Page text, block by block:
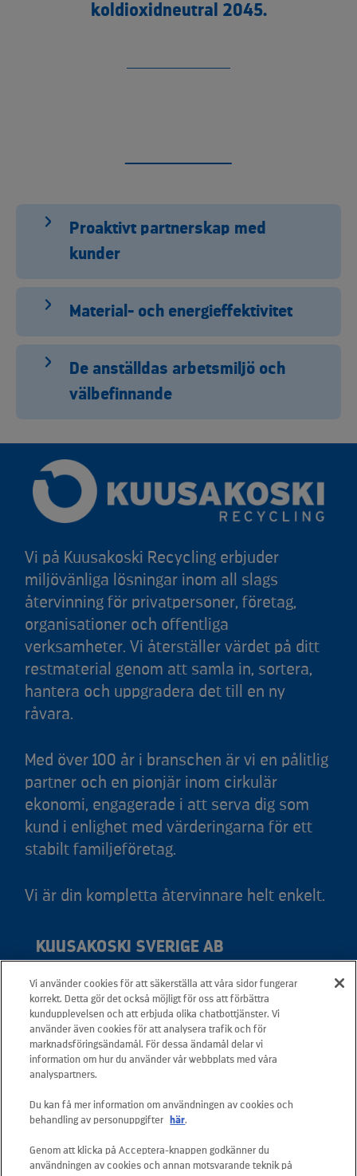
koldioxidneutral 2045.
Proaktivt partnerskap med
kunder
Material- och energieffektivitet
De anställdas arbetsmiljö och
välbefinnande
Vi på Kuusakoski Recycling erbjuder
miljövänliga lösningar inom all slags
återvinning för privatpersoner, företag,
organisationer och offentliga
verksamheter. Vi återställer värdet på ditt
restmaterial genom att samla in, sortera,
hantera och uppgradera det till en ny
råvara.
Med över 100 år i branschen är vi en pålitlig
partner och en pionjär inom cirkulär
ekonomi, engagerade i att serva dig som
kund i enlighet med värderingarna för ett
stabilt familjeföretag.
Vi är din kompletta återvinnare helt enkelt.
KUUSAKOSKI SVERIGE AB
Adress: Svedjevägen 6, 931 36 Skellefteå
Telefon: +46 20 566 566
Mail:info.sverige@kuusakoski.com
Måndag-fredag: 08.00 - 16.00
SNABBLÄNKAR
Kontakta oss
Vi använder cookies för att säkerställa att våra sidor fungerar
korrekt. Detta gör det också möjligt för oss att förbättra
kundupplevelsen och att erbjuda olika chatbottjänster. Vi
använder även cookies för att analysera trafik och för
marknadsföringsändamål. För dessa ändamål delar vi
information om hur du använder vår webbplats med våra
analyspartners.
Du kan få mer information om användningen av cookies och
behandling av personuppgifter
här.
Genom att klicka på Acceptera-knappen godkänner du
användningen av cookies och annan motsvarande teknik på